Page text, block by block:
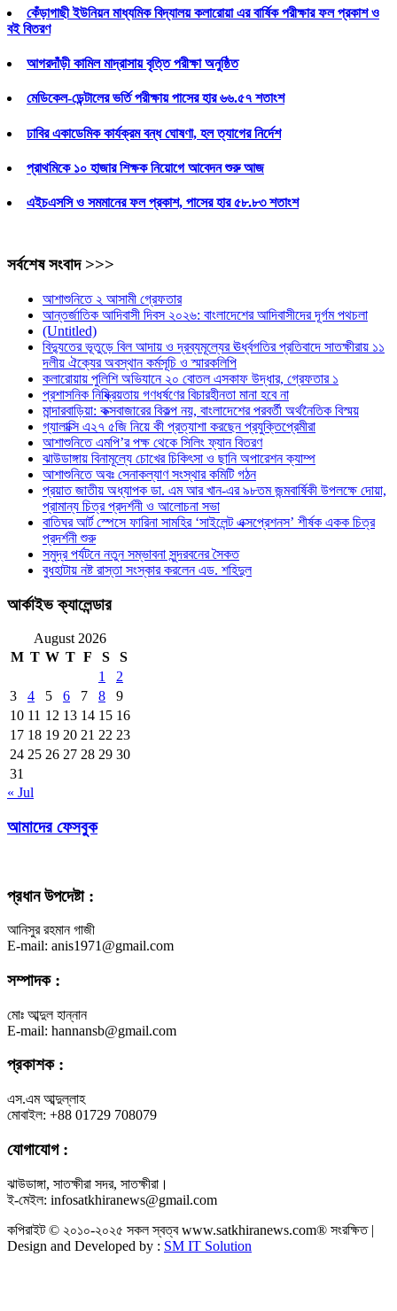
কেঁড়াগাছী ইউনিয়ন মাধ্যমিক বিদ্যালয় কলারোয়া এর বার্ষিক পরীক্ষার ফল প্রকাশ ও
বই বিতরণ
আগরদাঁড়ী কামিল মাদ্রাসায় বৃত্তি পরীক্ষা অনুষ্ঠিত
মেডিকেল-ডেন্টালের ভর্তি পরীক্ষায় পাসের হার ৬৬.৫৭ শতাংশ
ঢাবির একাডেমিক কার্যক্রম বন্ধ ঘোষণা, হল ত্যাগের নির্দেশ
প্রাথমিকে ১০ হাজার শিক্ষক নিয়োগে আবেদন শুরু আজ
এইচএসসি ও সমমানের ফল প্রকাশ, পাসের হার ৫৮.৮৩ শতাংশ
সর্বশেষ সংবাদ >>>
আশাশুনিতে ২ আসামী গ্রেফতার
আন্তর্জাতিক আদিবাসী দিবস ২০২৬: বাংলাদেশের আদিবাসীদের দূর্গম পথচলা
(Untitled)
বিদ্যুতের ভূতুড়ে বিল আদায় ও দ্রব্যমূল্যের ঊর্ধ্বগতির প্রতিবাদে সাতক্ষীরায় ১১
দলীয় ঐক্যের অবস্থান কর্মসূচি ও স্মারকলিপি
কলারোয়ায় পুলিশি অভিযানে ২০ বোতল এসকাফ উদ্ধার, গ্রেফতার ১
প্রশাসনিক নিষ্ক্রিয়তায় গণধর্ষণের বিচারহীনতা মানা হবে না
মান্দারবাড়িয়া: কক্সবাজারের বিকল্প নয়, বাংলাদেশের পরবর্তী অর্থনৈতিক বিস্ময়
গ্যালাক্সি এ২৭ ৫জি নিয়ে কী প্রত্যাশা করছেন প্রযুক্তিপ্রেমীরা
আশাশুনিতে এমপি’র পক্ষ থেকে সিলিং ফ্যান বিতরণ
ঝাউডাঙ্গায় বিনামূল্যে চোখের চিকিৎসা ও ছানি অপারেশন ক্যাম্প
আশাশুনিতে অবঃ সেনাকল্যাণ সংস্থার কমিটি গঠন
প্রয়াত জাতীয় অধ্যাপক ডা. এম আর খান-এর ৯৮তম জন্মবার্ষিকী উপলক্ষে দোয়া,
প্রামান্য চিত্র প্রদর্শনী ও আলোচনা সভা
বাতিঘর আর্ট স্পেসে ফারিনা সামহির ‘সাইলেন্ট এক্সপ্রেশনস’ শীর্ষক একক চিত্র
প্রদর্শনী শুরু
সমুদ্র পর্যটনে নতুন সম্ভাবনা সুন্দরবনের সৈকত
বুধহাটায় নষ্ট রাস্তা সংস্কার করলেন এড. শহিদুল
আর্কাইভ ক্যালেন্ডার
August 2026
M T W T F S
S
1
2
3
4 5 6 7 8
9
10 11 12 13 14 15 16
17 18 19 20 21 22 23
24 25 26 27 28 29 30
31
« Jul
আমাদের ফেসবুক
প্রধান উপদেষ্টা :
আনিসুর রহমান গাজী
E-mail: anis1971@gmail.com
সম্পাদক :
মোঃ আব্দুল হান্নান
E-mail: hannansb@gmail.com
প্রকাশক :
এস.এম আব্দুল্লাহ
মোবাইল: +88 01729 708079
যোগাযোগ :
ঝাউডাঙ্গা, সাতক্ষীরা সদর, সাতক্ষীরা।
ই-মেইল: infosatkhiranews@gmail.com
কপিরাইট © ২০১০-২০২৫ সকল স্বত্ব www.satkhiranews.com® সংরক্ষিত |
Design and Developed by : SM IT Solution